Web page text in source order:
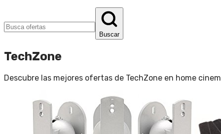
Buscar
TechZone
Descubre las mejores ofertas de TechZone en home